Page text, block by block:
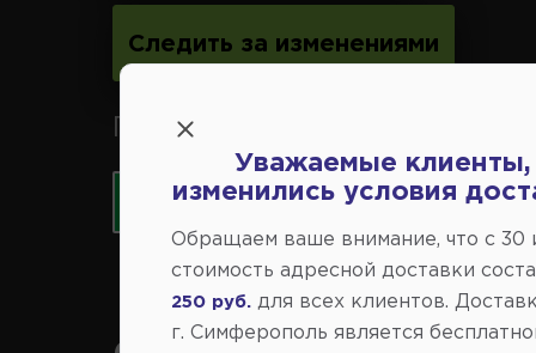
Следить за изменениями
Принимаем к оплате карты
Уважаемые клиенты,
изменились условия
Обращаем ваше внимание, что c 30
стоимость адресной доставки
250 руб.
для всех клиентов.
г. Симферополь является